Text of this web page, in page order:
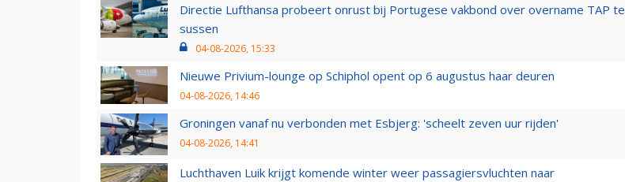
Directie Lufthansa probeert onrust bij Portugese vakbond over overname TAP te
sussen
04-08-2026, 15:33
Nieuwe Privium-lounge op Schiphol opent op 6 augustus haar deuren
04-08-2026, 14:46
Groningen vanaf nu verbonden met Esbjerg: 'scheelt zeven uur rijden'
04-08-2026, 14:41
Luchthaven Luik krijgt komende winter weer passagiersvluchten naar